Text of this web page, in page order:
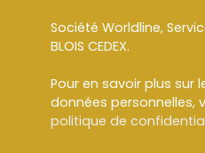
Société Worldline,
BLOIS CEDEX.
Pour en savoir plus sur
données personnelles,
politique de